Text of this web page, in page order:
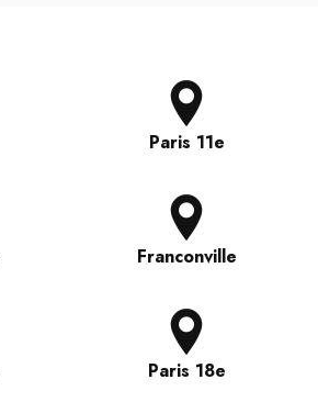
Paris 11e
Franconville
Paris 18e